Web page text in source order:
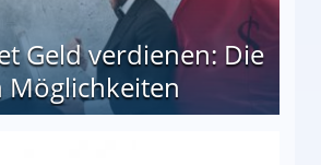
Geld verdienen: Die
Möglichkeiten